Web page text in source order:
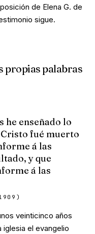
de Elena G. de
sigue.
propias palabras
he enseñado lo
fué muerto
á las
y que
á las
veinticinco años
el evangelio